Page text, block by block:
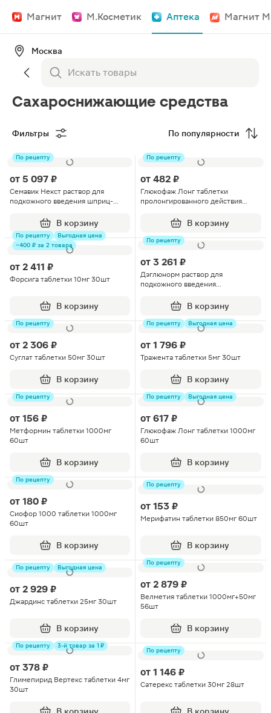
Магнит М.Косметик Аптека Магнит
Москва
Сахароснижающие средства
Фильтры По популярности
По рецепту
от 5 097 ₽
Семавик Некст раствор для
подкожного введения шприц-
В корзину
По рецепту
от 482 ₽
Глюкофаж Лонг таблетки
пролонгированного действия
В корзину
По рецепту
Выгодная цена
−400 ₽ за 2 товара
от 2 411 ₽
Форсига таблетки 10мг 30шт
В корзину
По рецепту
от 3 261 ₽
Дэглюнорм раствор для
подкожного введения
В корзину
По рецепту
от 2 306 ₽
Суглат таблетки 50мг 30шт
В корзину
По рецепту Выгодная цена
от 1 796 ₽
Тражента таблетки 5мг 30шт
В корзину
По рецепту
от 156 ₽
Метформин таблетки 1000мг
60шт
В корзину
По рецепту Выгодная цена
от 617 ₽
Глюкофаж Лонг таблетки 1000мг
60шт
В корзину
По рецепту
от 180 ₽
Сиофор 1000 таблетки 1000мг
60шт
В корзину
По рецепту
от 153 ₽
Мерифатин таблетки 850мг 60шт
В корзину
По рецепту Выгодная цена
от 2 929 ₽
Джардинс таблетки 25мг 30шт
В корзину
По рецепту
от 2 879 ₽
Велметия таблетки 1000мг+50мг
56шт
В корзину
По рецепту 3-й товар за 1 ₽
от 378 ₽
Глимепирид Вертекс таблетки 4мг
30шт
По рецепту
от 1 146 ₽
Сатерекс таблетки 30мг 28шт